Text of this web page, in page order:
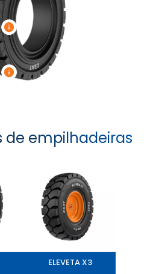
de empilhadeiras
ELEVETA X3